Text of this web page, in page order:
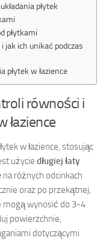
płytek
płytkami
i jak ich unikać podczas
płytek w łazience
równości i
łazience
w łazience, stosując
użycie długiej łaty
na różnych odcinkach
oraz po przekątnej,
mogą wynosić do 3-4
powierzchnie,
dotyczącymi